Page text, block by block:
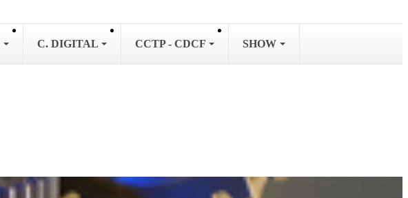
C. DIGITAL CCTP - CDCF SHOW